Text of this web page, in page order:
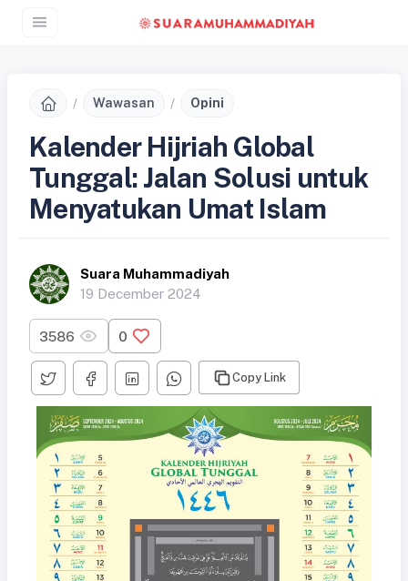
Wawasan Opini
Kalender Hijriah Global
Tunggal: Jalan Solusi untuk
Menyatukan Umat Islam
Suara Muhammadiyah
19 December 2024
3586 0
Copy Link